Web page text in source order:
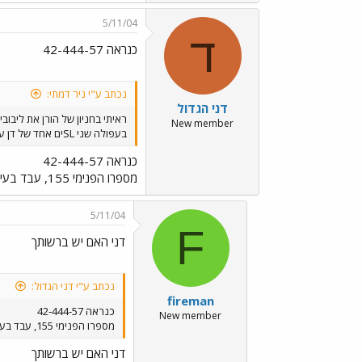
ד
דני הגדול
New member
5/11/04
כנראה 42-444-57
נכתב ע"י ניר דמתי:
ראיתי בחניון של הורן את
בעפולה שני SLים אחד של דן על הליפט (לא זוכר את מספרו ולא ברור אם הוא מחכה לפירוק או להרכבה ושיפוץ) ואחד של תח"צ ב"ש ז"ל שהספרות האמצעיות של לוחית הרישוי שלו הן 444
כנראה 42-444-57
מספרו הפנימי 155, עבד בעיקר על קו 2 בב"ש.
F
fireman
New member
5/11/04
דני האם יש ברשותך
נכתב ע"י דני הגדול:
כנראה 42-444-57
מספרו הפנימי 155, עבד בעיקר על קו 2 בב"ש.
דני האם יש ברשותך